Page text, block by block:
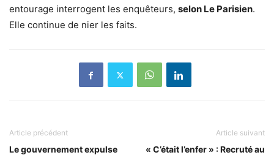
entourage interrogent les enquêteurs, selon Le Parisien.
Elle continue de nier les faits.
Article précédent
Le gouvernement expulse
Article suivant
« C’était l’enfer » : Recruté au